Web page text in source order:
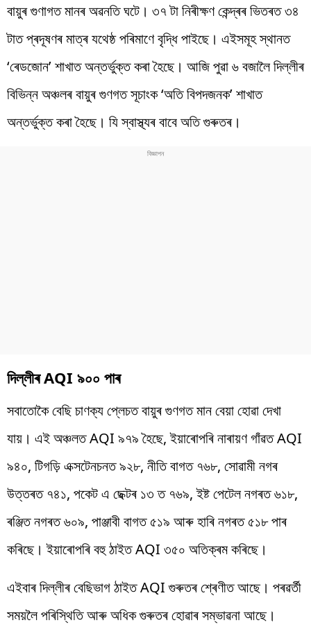
বায়ুৰ গুণাগত মানৰ অৱনতি ঘটে। ৩৭ টা নিৰীক্ষণ কেন্দ্ৰৰ ভিতৰত ৩৪
টাত প্ৰদূষণৰ মাত্ৰ যথেষ্ঠ পৰিমাণে বৃদ্ধি পাইছে। এইসমূহ স্থানত
‘ৰেডজোন’ শাখাত অন্তৰ্ভুক্ত কৰা হৈছে। আজি পুৱা ৬ বজালৈ দিল্লীৰ
বিভিন্ন অঞ্চলৰ বায়ুৰ গুণগত সূচাংক ‘অতি বিপদজনক’ শাখাত
অন্তৰ্ভুক্ত কৰা হৈছে। যি স্বাস্থ্যৰ বাবে অতি গুৰুতৰ।
দিল্লীৰ AQI ৯০০ পাৰ
সবাতোকৈ বেছি চাণক্য প্লেচত বায়ুৰ গুণগত মান বেয়া হোৱা দেখা
যায়। এই অঞ্চলত AQI ৯৭৯ হৈছে, ইয়াৰোপৰি নাৰায়ণ গাঁৱত AQI
৯৪০, টিগড়ি এক্সটেনচনত ৯২৮, নীতি বাগত ৭৬৮, সোৱামী নগৰ
উত্তৰত ৭৪১, পকেট এ ছেক্টৰ ১৩ ত ৭৬৯, ইষ্ট পেটেল নগৰত ৬১৮,
ৰঞ্জিত নগৰত ৬০৯, পাঞ্জাবী বাগত ৫১৯ আৰু হাৰি নগৰত ৫১৮ পাৰ
কৰিছে। ইয়াৰোপৰি বহু ঠাইত AQI ৩৫০ অতিক্ৰম কৰিছে।
এইবাৰ দিল্লীৰ বেছিভাগ ঠাইত AQI গুৰুতৰ শ্ৰেণীত আছে। পৰৱৰ্তী
সময়লৈ পৰিস্থিতি আৰু অধিক গুৰুতৰ হোৱাৰ সম্ভাৱনা আছে।